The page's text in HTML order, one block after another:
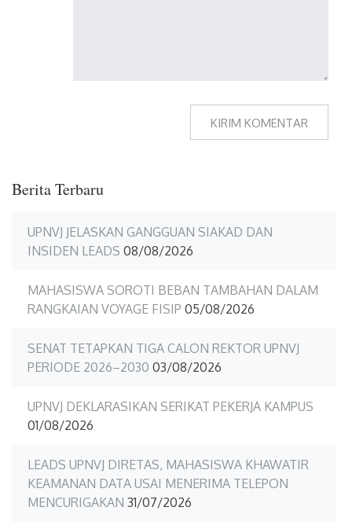
Berita Terbaru
UPNVJ JELASKAN GANGGUAN SIAKAD DAN
INSIDEN LEADS 08/08/2026
MAHASISWA SOROTI BEBAN TAMBAHAN DALAM
RANGKAIAN VOYAGE FISIP 05/08/2026
SENAT TETAPKAN TIGA CALON REKTOR UPNVJ
PERIODE 2026–2030 03/08/2026
UPNVJ DEKLARASIKAN SERIKAT PEKERJA KAMPUS
01/08/2026
LEADS UPNVJ DIRETAS, MAHASISWA KHAWATIR
KEAMANAN DATA USAI MENERIMA TELEPON
MENCURIGAKAN 31/07/2026